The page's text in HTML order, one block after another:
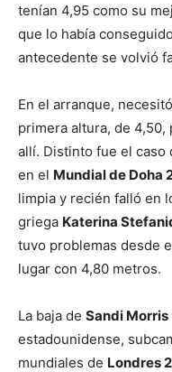
tenían 4,95 como su
que lo había
antecedente se volvió
En el arranque,
primera altura, de
allí. Distinto fue el caso
en el Mundial de Doha
limpia y recién falló en
griega Katerina
tuvo problemas desde
lugar con 4,80 metros.
La baja de Sandi Morris
estadounidense,
mundiales de Londres